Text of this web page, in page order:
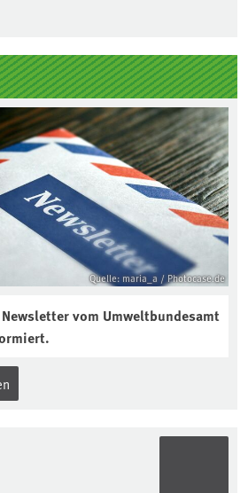
Quelle: maria_a / Photocase.de
vom Umweltbundesamt